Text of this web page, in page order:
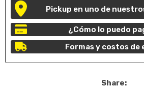
Pickup en uno de
¿Cómo lo puedo
Formas y costos de
Share: